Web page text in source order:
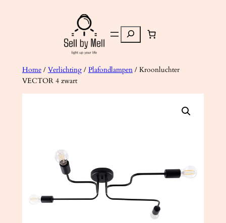
Zoeken
Home/ Verlichting/ Plafondlampen/ Kroonluchter
VECTOR 4 zwart